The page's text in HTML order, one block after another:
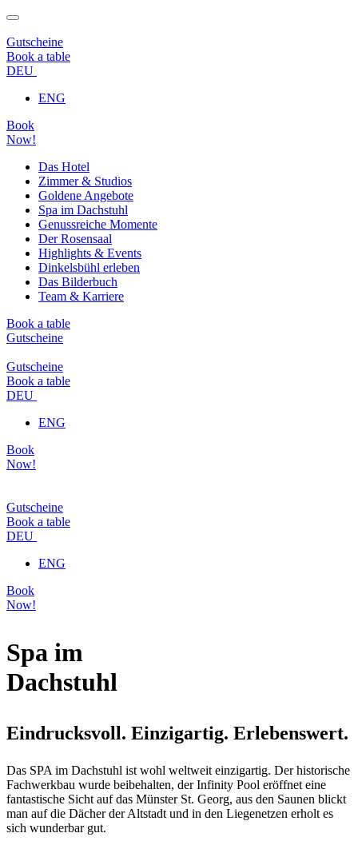
Gutscheine
Book a table
DEU
ENG
Book
Now!
Das Hotel
Zimmer & Studios
Goldene Angebote
Spa im Dachstuhl
Genussreiche Momente
Der Rosensaal
Highlights & Events
Dinkelsbühl erleben
Das Bilderbuch
Team & Karriere
Book a table
Gutscheine
Gutscheine
Book a table
DEU
ENG
Book
Now!
Gutscheine
Book a table
DEU
ENG
Book
Now!
Spa im
Dachstuhl
Eindrucksvoll. Einzigartig. Erlebenswert.
Das SPA im Dachstuhl ist wohl weltweit einzigartig. Der historische
Fachwerkbau wurde beibehalten, der Infinity Pool eröffnet eine
fantastische Sicht auf das Münster St. Georg, aus den Saunen blickt
man auf die Dächer der Altstadt und in den Liegenetzen erholt es
sich wunderbar gut.